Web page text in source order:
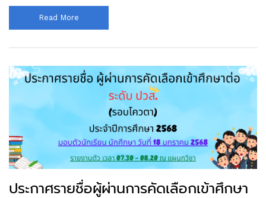
Read More
ประกาศรายชื่อผู้ผ่านการคัดเลือกเข้าศึกษา